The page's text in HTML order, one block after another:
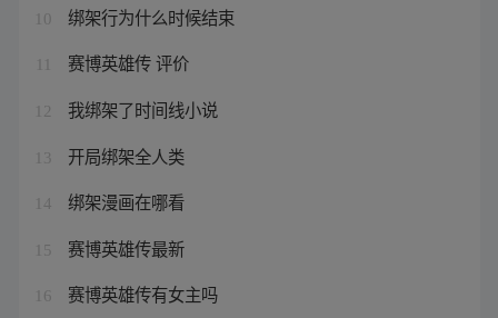
10 绑架行为什么时候结束
赛博英雄传 评价
12 我绑架了时间线小说
13 开局绑架全人类
14 绑架漫画在哪看
15 赛博英雄传最新
16 赛博英雄传有女主吗